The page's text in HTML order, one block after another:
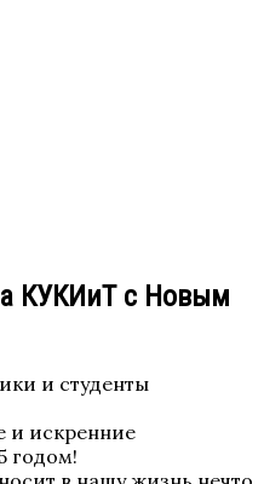
КУКИиТ с Новым
и студенты
и искренние
годом!